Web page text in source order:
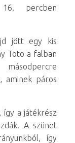
percben
jött egy kis
Toto a falban
aminek páros
így a játékrész
A szünet
így